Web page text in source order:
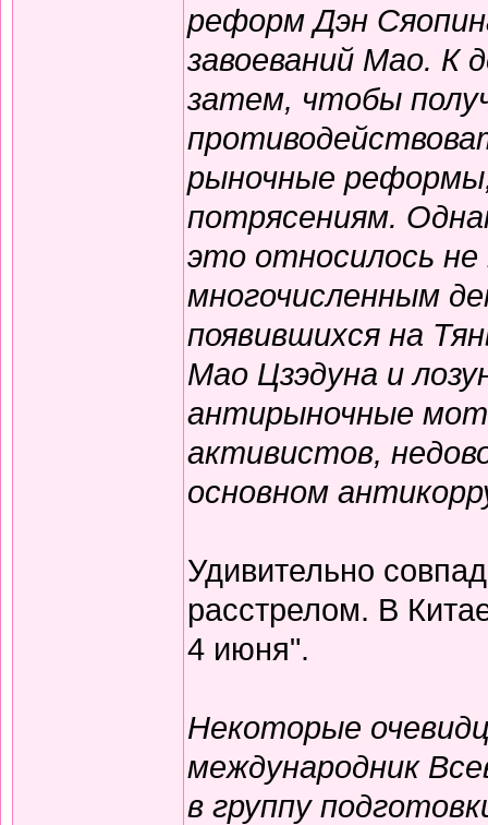
реформ Дэн
завоеваний Мао. К
затем, чтобы
рыночные
потрясениям.
это относилось
многочисленным
появившихся на
Мао Цзэдуна и
антирыночные
активистов,
основном
Удивительно
расстрелом. В
4 июня".
Некоторые
международник
в группу